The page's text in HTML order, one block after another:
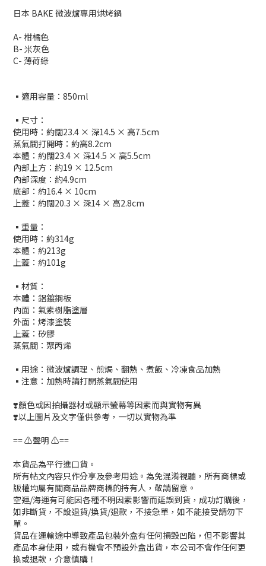
日本 BAKE 微波爐專用烘烤鍋
A- 柑橘色
B- 米灰色
C- 薄荷綠
▪️適用容量：850ml
▪️尺寸：
使用時：約闊23.4 × 深14.5 × 高7.5cm
蒸氣閥打開時：約高8.2cm
本體：約闊23.4 × 深14.5 × 高5.5cm
內部上方：約19 × 12.5cm
內部深度：約4.9cm
底部：約16.4 × 10cm
上蓋：約闊20.3 × 深14 × 高2.8cm
▪️重量：
使用時：約314g
本體：約213g
上蓋：約101g
▪️材質：
本體：鋁鍍鋼板
內面：氟素樹脂塗層
外面：烤漆塗裝
上蓋：矽膠
蒸氣閥：聚丙烯
▪️用途：微波爐調理、煎焗、翻熱、煮飯、冷凍食品加熱
▪️注意：加熱時請打開蒸氣閥使用
❣️顏色或因拍攝器材或顯示螢幕等因素而與實物有異
❣️以上圖片及文字僅供參考，一切以實物為準
== ⚠️聲明 ⚠️==
本貨品為平行進口貨。
所有帖文內容只作分享及參考用途。為免混淆視聽，所有商標或
版權均屬有關商品品牌商標的持有人，敬請留意。
空運/海運有可能因各種不明因素影響而延誤到貨，成功訂購後，
如非斷貨，不設退貨/換貨/退款，不接急單，如不能接受請勿下
單。
貨品在運輸途中導致產品包裝外盒有任何損毀凹陷，但不影響其
產品本身使用，或有機會不預設外盒出貨，本公司不會作任何更
換或退款，介意慎購！